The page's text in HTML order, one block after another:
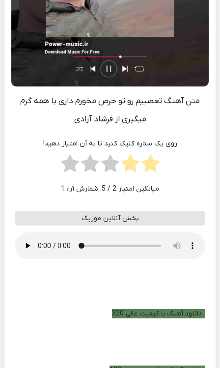
متن آهنگ تعصبیم رو تو حرص مخورم داری با همه گرم
میگیری از فرشاد آزادی
روی یک ستاره کلیک کنید تا به آن امتیاز دهید!
میانگین امتیاز 2 / 5. شمارش آرا: 1
پخش آنلاین موزیک
دانلود آهنگ با کیفیت عالی 320